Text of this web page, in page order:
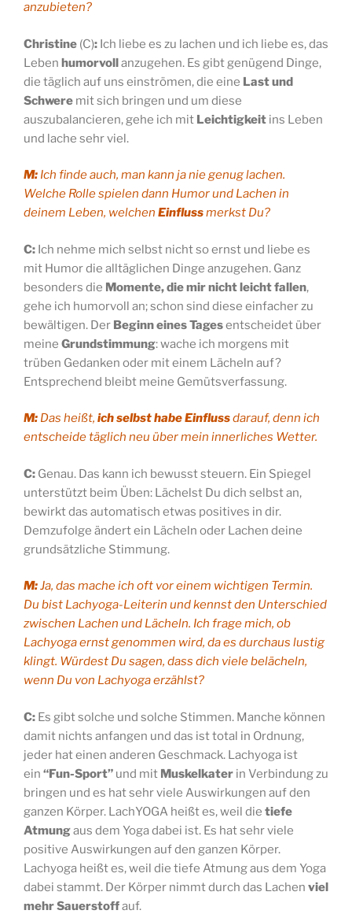
anzubieten?
Christine (C): Ich liebe es zu lachen und ich liebe es, das
Leben humorvollanzugehen. Es gibt genügend Dinge,
die täglich auf uns einströmen, die eine Last und
Schwere mit sich bringen und um diese
auszubalancieren, gehe ich mit Leichtigkeit ins Leben
und lache sehr viel.
M: Ich finde auch, man kann ja nie genug lachen.
Welche Rolle spielen dann Humor und Lachen in
deinem Leben, welchen Einflussmerkst Du?
C: Ich nehme mich selbst nicht so ernst und liebe es
mit Humor die alltäglichen Dinge anzugehen. Ganz
besonders die Momente, die mir nicht leicht fallen,
gehe ich humorvoll an; schon sind diese einfacher zu
bewältigen. Der Beginn eines Tagesentscheidet über
meine Grundstimmung: wache ich morgens mit
trüben Gedanken oder mit einem Lächeln auf?
Entsprechend bleibt meine Gemütsverfassung.
M: Das heißt, ich selbst habe Einflussdarauf, denn ich
entscheide täglich neu über mein innerliches Wetter.
C: Genau. Das kann ich bewusst steuern. Ein Spiegel
unterstützt beim Üben: Lächelst Du dich selbst an,
bewirkt das automatisch etwas positives in dir.
Demzufolge ändert ein Lächeln oder Lachen deine
grundsätzliche Stimmung.
M:Ja, das mache ich oft vor einem wichtigen Termin.
Du bist Lachyoga-Leiterin und kennst den Unterschied
zwischen Lachen und Lächeln. Ich frage mich, ob
Lachyoga ernst genommen wird, da es durchaus lustig
klingt. Würdest Du sagen, dass dich viele belächeln,
wenn Du von Lachyoga erzählst?
C: Es gibt solche und solche Stimmen. Manche können
damit nichts anfangen und das ist total in Ordnung,
jeder hat einen anderen Geschmack. Lachyoga ist
ein “Fun-Sport” und mit Muskelkater in Verbindung zu
bringen und es hat sehr viele Auswirkungen auf den
ganzen Körper. LachYOGA heißt es, weil die tiefe
Atmungaus dem Yoga dabei ist. Es hat sehr viele
positive Auswirkungen auf den ganzen Körper.
Lachyoga heißt es, weil die tiefe Atmung aus dem Yoga
dabei stammt. Der Körper nimmt durch das Lachen viel
mehr Sauerstoffauf.